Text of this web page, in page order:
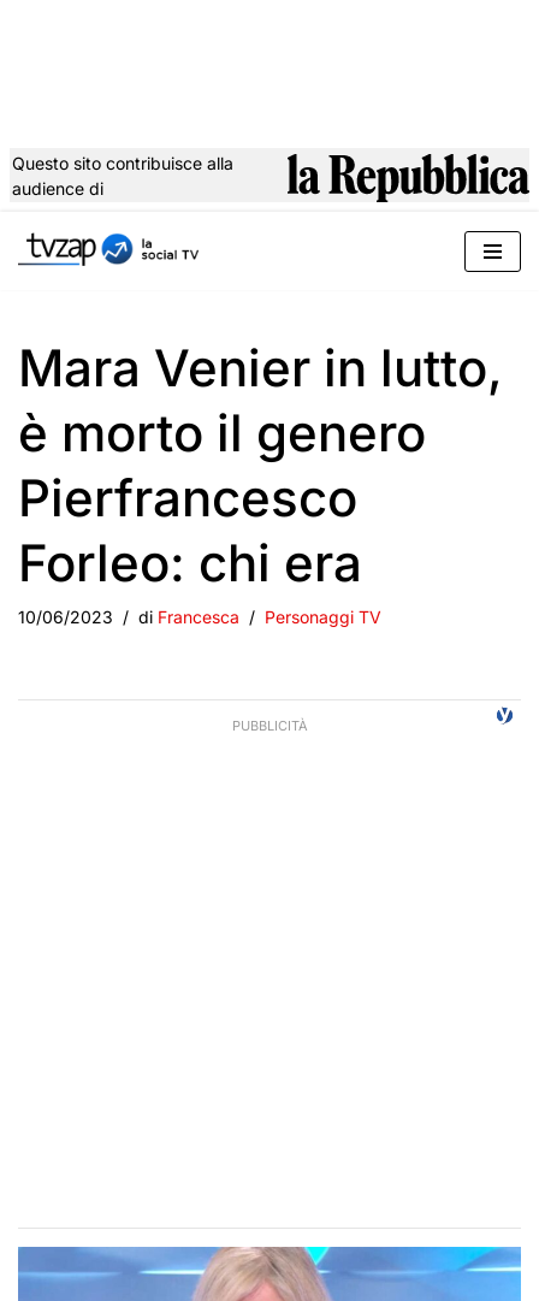
al
Questo sito contribuisce alla
audience di
Mara Venier in lutto,
è morto il genero
Pierfrancesco
Forleo: chi era
10/06/2023 di Francesca Personaggi TV